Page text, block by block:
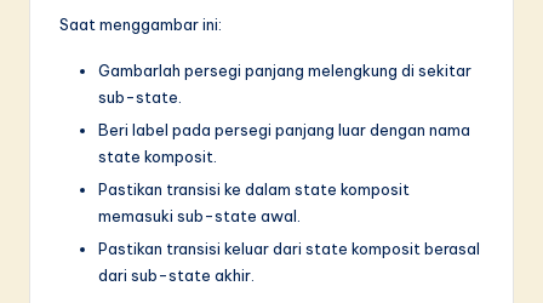
Saat menggambar ini:
Gambarlah persegi panjang melengkung di sekitar
sub-state.
Beri label pada persegi panjang luar dengan nama
state komposit.
Pastikan transisi ke dalam state komposit
memasuki sub-state awal.
Pastikan transisi keluar dari state komposit berasal
dari sub-state akhir.